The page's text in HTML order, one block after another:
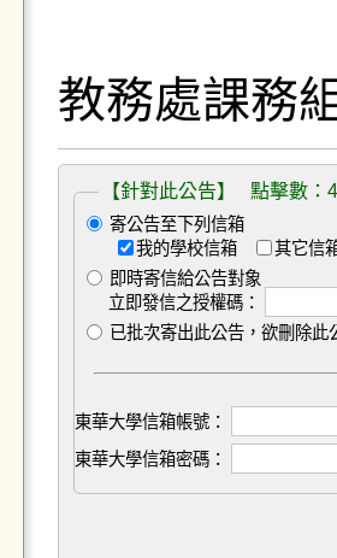
教務處課務
【針對此公告】 點擊數：
寄公告至下列信箱
我的學校信箱
其它信
即時寄信給公告對象
立即發信之授權碼：
已批次寄出此公告，欲刪除此
東華大學信箱帳號：
東華大學信箱密碼：